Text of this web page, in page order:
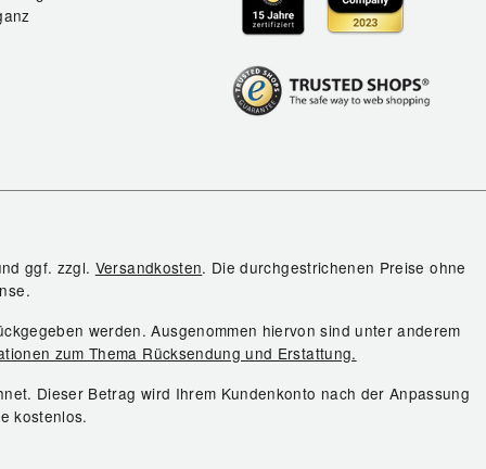
ggf. zzgl. Versandkosten. Die durchgestrichenen Preise ohne
werden. Ausgenommen hiervon sind unter anderem
zum Thema Rücksendung und Erstattung.
Dieser Betrag wird Ihrem Kundenkonto nach der Anpassung
kostenlos.